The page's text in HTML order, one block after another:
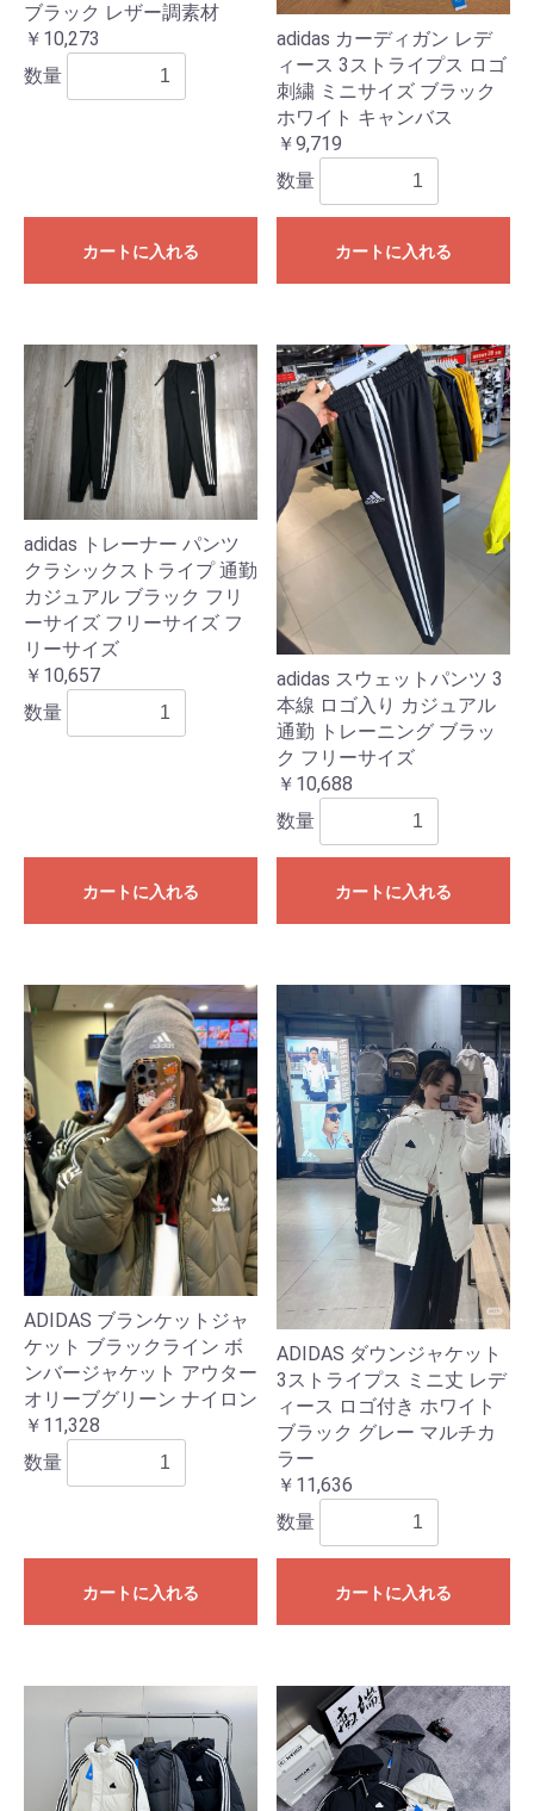
ブラック レザー調素材
￥10,273
数量
カートに入れる
adidas カーディガン レデ
ィース 3ストライプス ロゴ
刺繍 ミニサイズ ブラック
ホワイト キャンバス
￥9,719
数量
カートに入れる
adidas トレーナー パンツ
クラシックストライプ 通勤
カジュアル ブラック フリ
ーサイズ フリーサイズ フ
リーサイズ
￥10,657
数量
カートに入れる
adidas スウェットパンツ 3
本線 ロゴ入り カジュアル
通勤 トレーニング ブラッ
ク フリーサイズ
￥10,688
数量
カートに入れる
ADIDAS ブランケットジャ
ケット ブラックライン ボ
ンバージャケット アウター
オリーブグリーン ナイロン
￥11,328
数量
カートに入れる
ADIDAS ダウンジャケット
3ストライプス ミニ丈 レデ
ィース ロゴ付き ホワイト
ブラック グレー マルチカ
ラー
￥11,636
数量
カートに入れる